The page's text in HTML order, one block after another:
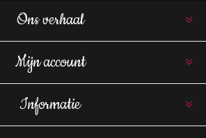
Ons verhaal
Mijn account
Informatie